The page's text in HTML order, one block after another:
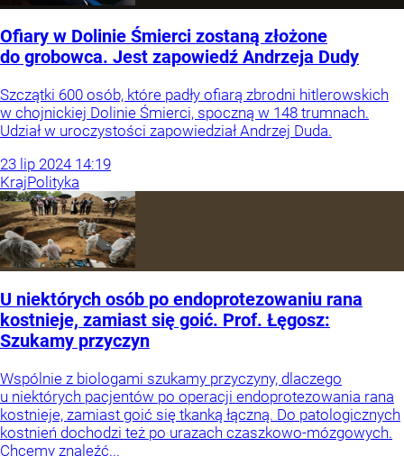
Ofiary w Dolinie Śmierci zostaną złożone
do grobowca. Jest zapowiedź Andrzeja Dudy
Szczątki 600 osób, które padły ofiarą zbrodni hitlerowskich
w chojnickiej Dolinie Śmierci, spoczną w 148 trumnach.
Udział w uroczystości zapowiedział Andrzej Duda.
23 lip 2024 14:19
KrajPolityka
U niektórych osób po endoprotezowaniu rana
kostnieje, zamiast się goić. Prof. Łęgosz:
Szukamy przyczyn
Wspólnie z biologami szukamy przyczyny, dlaczego
u niektórych pacjentów po operacji endoprotezowania rana
kostnieje, zamiast goić się tkanką łączną. Do patologicznych
kostnień dochodzi też po urazach czaszkowo-mózgowych.
Chcemy znaleźć...